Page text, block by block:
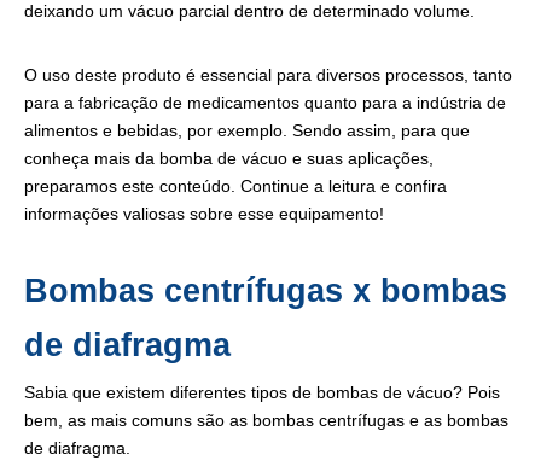
deixando um vácuo parcial dentro de determinado volume.
O uso deste produto é essencial para diversos processos, tanto
para a fabricação de medicamentos quanto para a indústria de
alimentos e bebidas, por exemplo. Sendo assim, para que
conheça mais da bomba de vácuo e suas aplicações,
preparamos este conteúdo. Continue a leitura e confira
informações valiosas sobre esse equipamento!
Bombas centrífugas x bombas
de diafragma
Sabia que existem diferentes tipos de bombas de vácuo? Pois
bem, as mais comuns são as bombas centrífugas e as bombas
de diafragma.